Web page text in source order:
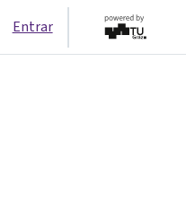
Entrar